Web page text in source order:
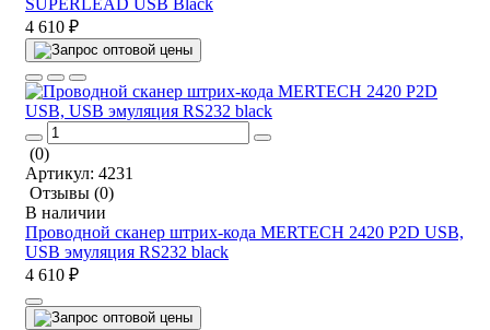
4 610 ₽
(0)
Артикул: 4231
Отзывы (0)
В наличии
Проводной сканер штрих-кода MERTECH 2420 P2D USB,
USB эмуляция RS232 black
4 610 ₽